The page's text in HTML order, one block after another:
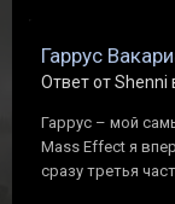
Гаррус
Ответ от Shenni
Гаррус – мой
Mass Effect я
сразу третья